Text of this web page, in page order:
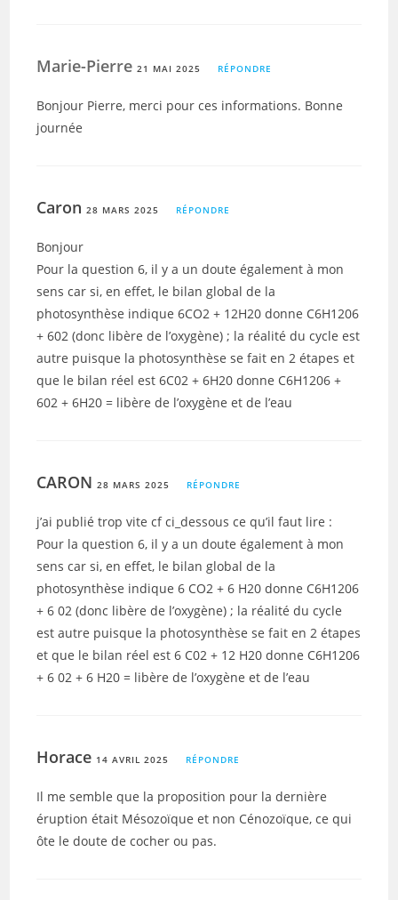
Marie-Pierre 21 MAI 2025 RÉPONDRE
Bonjour Pierre, merci pour ces informations. Bonne
journée
Caron28 MARS 2025 RÉPONDRE
Bonjour
Pour la question 6, il y a un doute également à mon
sens car si, en effet, le bilan global de la
photosynthèse indique 6CO2 + 12H20 donne C6H1206
+ 602 (donc libère de l’oxygène) ; la réalité du cycle est
autre puisque la photosynthèse se fait en 2 étapes et
que le bilan réel est 6C02 + 6H20 donne C6H1206 +
602 + 6H20 = libère de l’oxygène et de l’eau
CARON28 MARS 2025 RÉPONDRE
j’ai publié trop vite cf ci_dessous ce qu’il faut lire :
Pour la question 6, il y a un doute également à mon
sens car si, en effet, le bilan global de la
photosynthèse indique 6 CO2 + 6 H20 donne C6H1206
+ 6 02 (donc libère de l’oxygène) ; la réalité du cycle
est autre puisque la photosynthèse se fait en 2 étapes
et que le bilan réel est 6 C02 + 12 H20 donne C6H1206
+ 6 02 + 6 H20 = libère de l’oxygène et de l’eau
Horace 14 AVRIL 2025 RÉPONDRE
Il me semble que la proposition pour la dernière
éruption était Mésozoïque et non Cénozoïque, ce qui
ôte le doute de cocher ou pas.